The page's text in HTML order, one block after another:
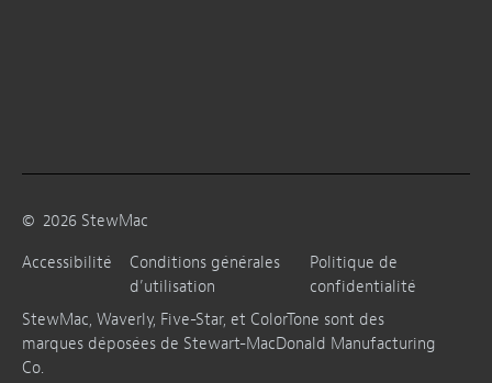
© 2026 StewMac
Accessibilité
Conditions générales
d’utilisation
Politique de
confidentialité
StewMac, Waverly, Five-Star, et ColorTone sont des
marques déposées de Stewart-MacDonald Manufacturing
Co.